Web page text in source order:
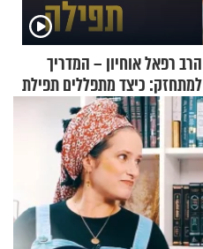
הרב רפאל אוחיון – המדריך
למתחזק: כיצד מתפללים תפילת
שמונה עשרה?